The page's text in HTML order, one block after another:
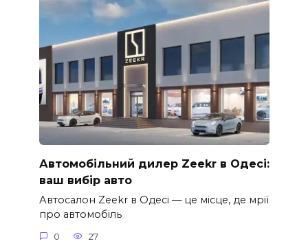
Автомобільний дилер Zeekr в Одесі:
ваш вибір авто
Автосалон Zeekr в Одесі — це місце, де мрії
про автомобіль
0 27